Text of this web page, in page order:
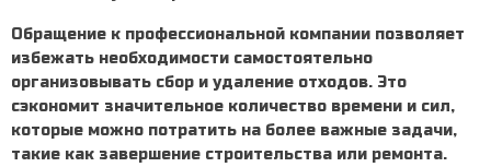
Обращение к профессиональной компании позволяет
избежать необходимости самостоятельно
организовывать сбор и удаление отходов. Это
сэкономит значительное количество времени и сил,
которые можно потратить на более важные задачи,
такие как завершение строительства или ремонта.